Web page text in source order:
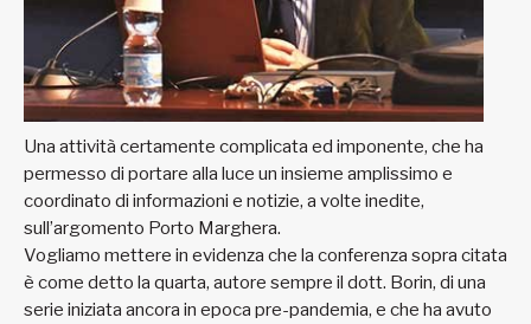
Una attività certamente complicata ed imponente, che ha
permesso di portare alla luce un insieme amplissimo e
coordinato di informazioni e notizie, a volte inedite,
sull’argomento Porto Marghera.
Vogliamo mettere in evidenza che la conferenza sopra citata
è come detto la quarta, autore sempre il dott. Borin, di una
serie iniziata ancora in epoca pre-pandemia, e che ha avuto